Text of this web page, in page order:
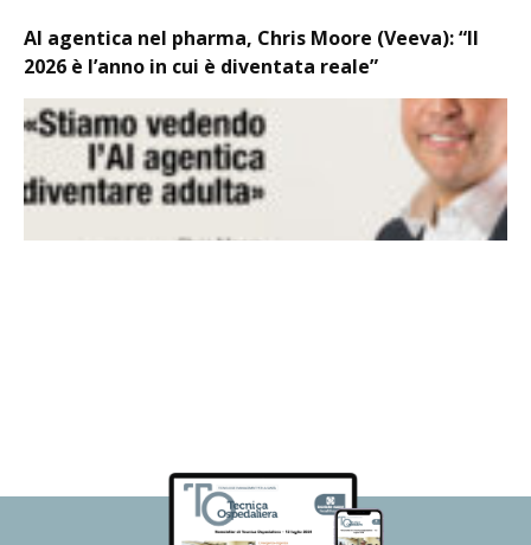
AI agentica nel pharma, Chris Moore (Veeva): “Il
2026 è l’anno in cui è diventata reale”